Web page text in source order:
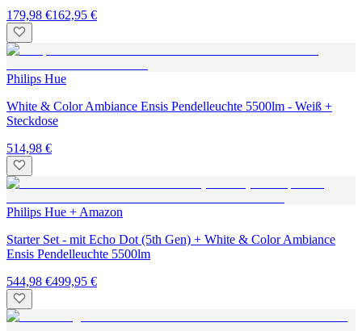
179,98 €162,95 €
Philips Hue
White & Color Ambiance Ensis Pendelleuchte 5500lm - Weiß +
Steckdose
514,98 €
Philips Hue + Amazon
Starter Set - mit Echo Dot (5th Gen) + White & Color Ambiance
Ensis Pendelleuchte 5500lm
544,98 €499,95 €